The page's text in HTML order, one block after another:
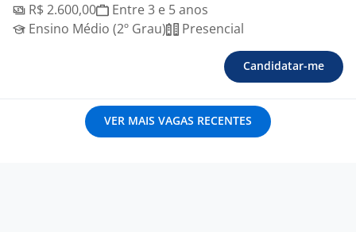
R$ 2.600,00
Entre 3 e 5 anos
Ensino Médio (2º Grau)
Presencial
Candidatar-me
VER MAIS VAGAS RECENTES